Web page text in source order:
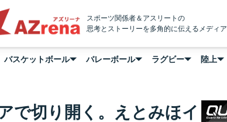
AZrena
スポーツ関係者＆アスリートの
思考とストーリーを多角的に伝えるメディア
バスケットボール バレーボール ラグビー 陸上
で切り開く。えとみほイ